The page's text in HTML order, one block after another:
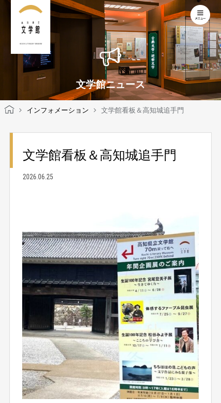
KOCHI LITERARY MUSEUM
文学館ニュース
インフォメーション 文学館看板＆高知城追手門
文学館看板＆高知城追手門
2026.06.25